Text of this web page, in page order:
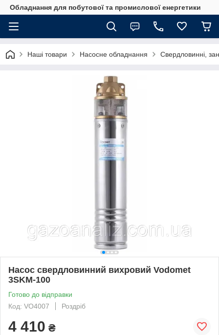
Обладнання для побутової та промислової енергетики
Наші товари Насосне обладнання Свердловинні,
Насос свердловинний вихровий Vodomet
3SKM-100
Готово до відправки
Код: VO4007
Роздріб
4 410 ₴